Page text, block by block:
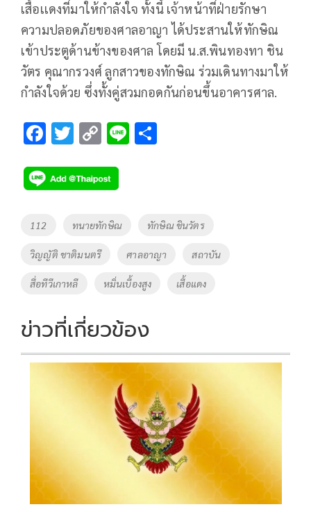
เสื้อเเดงที่มาให้กำลังใจ ทั้งนี้ เจ้าหน้าที่ฝ่ายรักษา
ความปลอดภัยของศาลอาญา ได้ประสานให้ทักษิณ
เข้าประตูด้านข้างของศาล โดยมี น.ส.พินทองทา ชิน
วัตร คุณากรวงศ์ ลูกสาวของทักษิณ ร่วมเดินทางมาให้
กำลังใจด้วย ซึ่งทั้งคู่สวมกอดกันก่อนขึ้นอาคารศาล.
F
e
b
o
o
k
T
tt
er
C
p
y
Li
n
Li
Tags
112 ทนายทักษิณ ทักษิณ ชินวัตร
วิญญัติ ชาติมนตรี ศาลอาญา สถาบัน
สื่อทีวีเกาหลี หมิ่นเบื้องสูง เสื้อแดง
ข่าวที่เกี่ยวข้อง